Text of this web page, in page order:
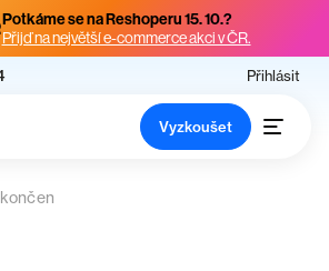
Potkáme se na Reshoperu 15. 10.?
Přijď na největší e-commerce akci v ČR.
Přihlásit
Vyzkoušet